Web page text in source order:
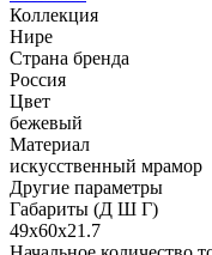
Коллекция
Нире
Страна бренда
Россия
Цвет
бежевый
Материал
искусственный мрамор
Другие параметры
Габариты (Д Ш Г)
49х60х21.7